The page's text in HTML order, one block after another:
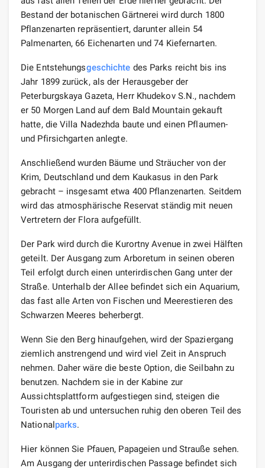
Bestand der botanischen Gärtnerei wird durch 1800
Pflanzenarten repräsentiert, darunter allein 54
Palmenarten, 66 Eichenarten und 74 Kiefernarten.
Die Entstehungsgeschichte des Parks reicht bis ins
Jahr 1899 zurück, als der Herausgeber der
Peterburgskaya Gazeta, Herr Khudekov S.N., nachdem
er 50 Morgen Land auf dem Bald Mountain gekauft
hatte, die Villa Nadezhda baute und einen Pflaumen-
und Pfirsichgarten anlegte.
Anschließend wurden Bäume und Sträucher von der
Krim, Deutschland und dem Kaukasus in den Park
gebracht – insgesamt etwa 400 Pflanzenarten. Seitdem
wird das atmosphärische Reservat ständig mit neuen
Vertretern der Flora aufgefüllt.
Der Park wird durch die Kurortny Avenue in zwei Hälften
geteilt. Der Ausgang zum Arboretum in seinen oberen
Teil erfolgt durch einen unterirdischen Gang unter der
Straße. Unterhalb der Allee befindet sich ein Aquarium,
das fast alle Arten von Fischen und Meerestieren des
Schwarzen Meeres beherbergt.
Wenn Sie den Berg hinaufgehen, wird der Spaziergang
ziemlich anstrengend und wird viel Zeit in Anspruch
nehmen. Daher wäre die beste Option, die Seilbahn zu
benutzen. Nachdem sie in der Kabine zur
Aussichtsplattform aufgestiegen sind, steigen die
Touristen ab und untersuchen ruhig den oberen Teil des
Nationalparks.
Hier können Sie Pfauen, Papageien und Strauße sehen.
Am Ausgang der unterirdischen Passage befindet sich